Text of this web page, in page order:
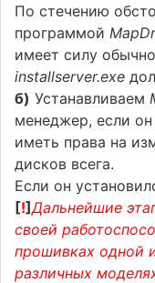
По стечению
программой
имеет силу
installserver.exe
б) Устанавливаем
менеджер, если он
иметь права на
дисков всега.
Если он
[!]Дальнейшие
своей
прошивках одной
различных